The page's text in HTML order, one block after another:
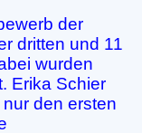
der
dritten und 11
wurden
Erika Schier
den ersten